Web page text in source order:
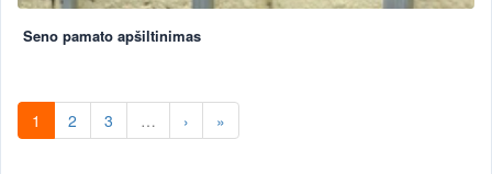
Seno pamato apšiltinimas
1 2 3 … › »